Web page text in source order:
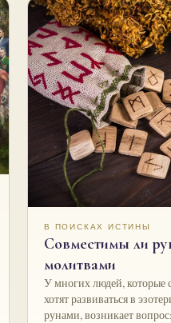
В ПОИСКАХ ИСТИНЫ
Совместимы ли
молитвами
У многих людей, которые
хотят развиваться в
рунами, возникает